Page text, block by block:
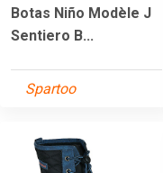
Botas Niño Modèle J
Sentiero B...
Spartoo